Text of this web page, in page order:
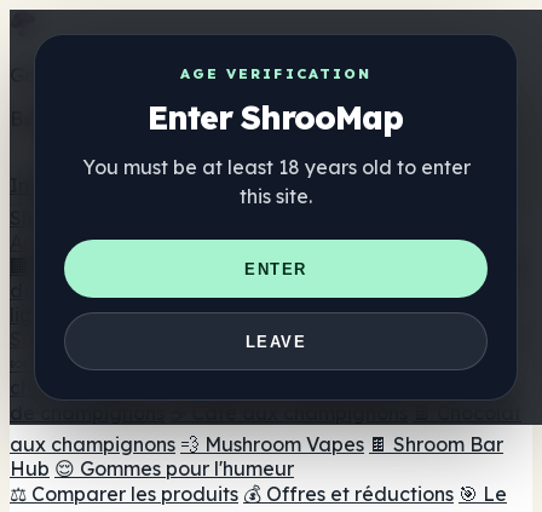
AGE VERIFICATION
Enter ShrooMap
You must be at least 18 years old to enter
this site.
ENTER
LEAVE
Get the ShrooMap app
Better than mobile web — one tap away
Annuaire
🏢 Répertoire des marques 📍 Recherche d'un magasin
de tête 🔮 Smartshop Finder
🛒 Magasins de tête en
Suppléments
🍬 Gommes aux champignons 💊 Capsules de
champignons
🫙 Poudres
aux champignons 💨 Mushroom Vapes 🍫 Shroom Bar
Hub 😌 Gommes pour l'humeur
⚖️ Comparer les produits 💰 Offres et réductions 🎯 Le